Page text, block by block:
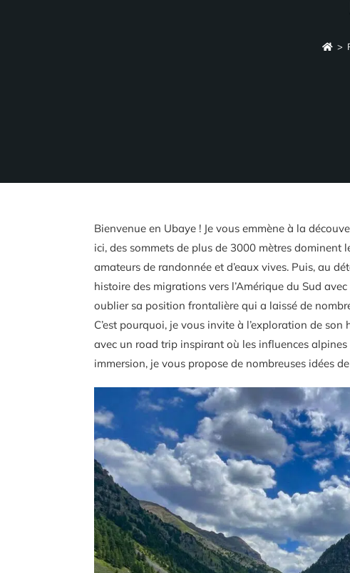
>
Bienvenue en Ubaye ! Je vous emmène à la
ici, des sommets de plus de 3000 mètres dominent
amateurs de randonnée et d’eaux vives. Puis, au
histoire des migrations vers l’Amérique du Sud
oublier sa position frontalière qui a laissé de
C’est pourquoi, je vous invite à l’exploration de
avec un road trip inspirant où les influences
immersion, je vous propose de nombreuses idées